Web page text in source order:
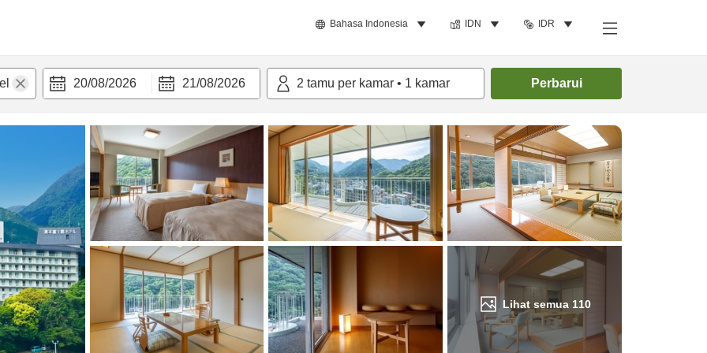
Bahasa Indonesia IDN IDR
20/08/2026 21/08/2026 2 tamu per kamar • 1 kamar Perbarui
Lihat semua 110
Cari kamar